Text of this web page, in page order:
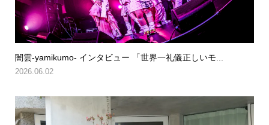
闇雲-yamikumo- インタビュー 「世界一礼儀正しいモ...
2026.06.02